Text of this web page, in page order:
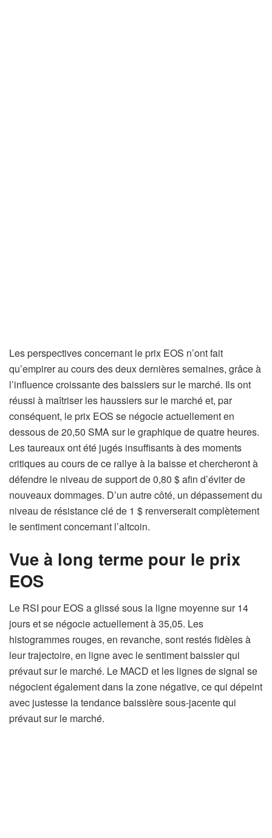
Les perspectives concernant le prix EOS n’ont fait
qu’empirer au cours des deux dernières semaines, grâce à
l’influence croissante des baissiers sur le marché. Ils ont
réussi à maîtriser les haussiers sur le marché et, par
conséquent, le prix EOS se négocie actuellement en
dessous de 20,50 SMA sur le graphique de quatre heures.
Les taureaux ont été jugés insuffisants à des moments
critiques au cours de ce rallye à la baisse et chercheront à
défendre le niveau de support de 0,80 $ afin d’éviter de
nouveaux dommages. D’un autre côté, un dépassement du
niveau de résistance clé de 1 $ renverserait complètement
le sentiment concernant l’altcoin.
Vue à long terme pour le prix
EOS
Le RSI pour EOS a glissé sous la ligne moyenne sur 14
jours et se négocie actuellement à 35,05. Les
histogrammes rouges, en revanche, sont restés fidèles à
leur trajectoire, en ligne avec le sentiment baissier qui
prévaut sur le marché. Le MACD et les lignes de signal se
négocient également dans la zone négative, ce qui dépeint
avec justesse la tendance baissière sous-jacente qui
prévaut sur le marché.